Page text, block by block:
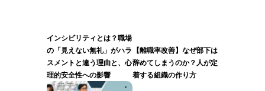
インシビリティとは？職場
の「見えない無礼」がハラ
スメントと違う理由と、心
理的安全性への影響
【離職率改善】なぜ部下は
辞めてしまうのか？人が定
着する組織の作り方